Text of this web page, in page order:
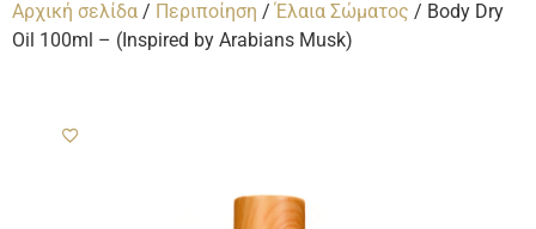
Αρχική σελίδα / Περιποίηση /Έλαια Σώματος / Body Dry
Oil 100ml – (Inspired by Arabians Musk)